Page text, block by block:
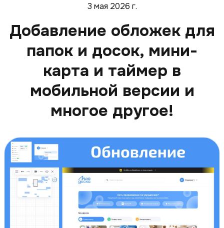
3 мая 2026 г.
Добавление обложек для
папок и досок, мини-
карта и таймер в
мобильной версии и
многое другое!